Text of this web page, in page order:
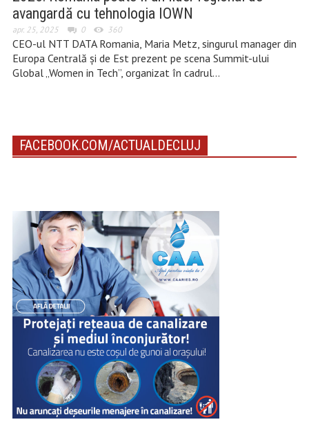
avangardă cu tehnologia IOWN
apr. 25, 2025 0 360
CEO-ul NTT DATA Romania, Maria Metz, singurul manager din
Europa Centrală și de Est prezent pe scena Summit-ului
Global „Women in Tech”, organizat în cadrul…
FACEBOOK.COM/ACTUALDECLUJ